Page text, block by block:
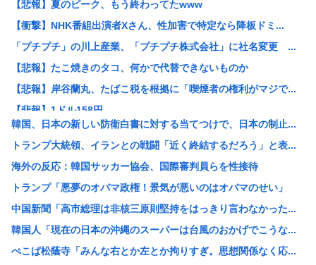
【悲報】夏のピーク、もう終わってたwww
【衝撃】NHK番組出演者Xさん、性加害で特定なら降板ドミ...
「プチプチ」の川上産業、「プチプチ株式会社」に社名変更 ...
【悲報】たこ焼きのタコ、何かで代替できないものか
【悲報】岸谷蘭丸、たばこ税を根拠に「喫煙者の権利がマジで...
【悲報】1ドル158円
【悲報】夏のピーク、もう終わってた
カズレーザー、車の任意保険を巡り持論「強制しろよ！」「保...
【画像】美人ママ、息子との入浴中の画像が流出した結果・・...
江戸時代から続く「邪馬台国論争」最前線！ 最新研究で見え...
【熊本地震】共産党・寺本けんた「災害募金に関するデマを流...
【討論】オタク「パソコン自作できます」DQN「自分で車や...
みい山の亜月ねねさん、障がい者差別漫画で2億稼いでいた模...
韓国、日本の新しい防衛白書に対する当てつけで、日本の制止...
トランプ大統領、イランとの戦闘「近く終結するだろう」と表...
海外の反応：韓国サッカー協会、国際審判員らを性接待
トランプ「悪夢のオバマ政権！景気が悪いのはオバマのせい」
中国新聞「高市総理は非核三原則堅持をはっきり言わなかった...
韓国人「現在の日本の沖縄のスーパーは台風のおかげでこうな...
ぺこぱ松蔭寺「みんな右とか左とか拘りすぎ。思想関係なく応...